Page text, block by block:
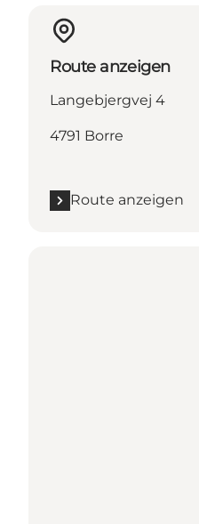
Route anzeigen
Langebjergvej 4
4791 Borre
Route anzeigen